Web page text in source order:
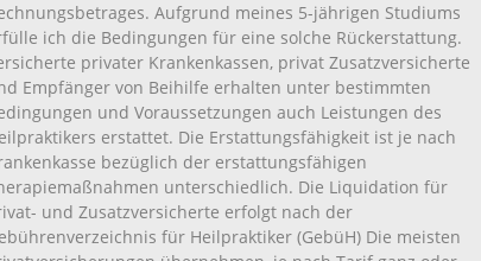
Aufgrund meines 5-jährigen Studiums
ich die Bedingungen für eine solche Rückerstattung.
privater Krankenkassen, privat Zusatzversicherte
Empfänger von Beihilfe erhalten unter bestimmten
und Voraussetzungen auch Leistungen des
erstattet. Die Erstattungsfähigkeit ist je nach
bezüglich der erstattungsfähigen
unterschiedlich. Die Liquidation für
und Zusatzversicherte erfolgt nach der
für Heilpraktiker (GebüH) Die meisten